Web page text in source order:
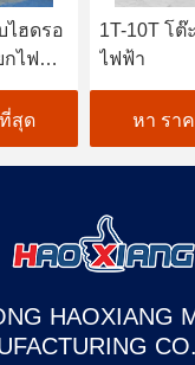
ไฮดรอ
ไฟฟ้า
สุด
1T-10T โต๊
ไฟฟ้า
หา รา
HAOXIANG